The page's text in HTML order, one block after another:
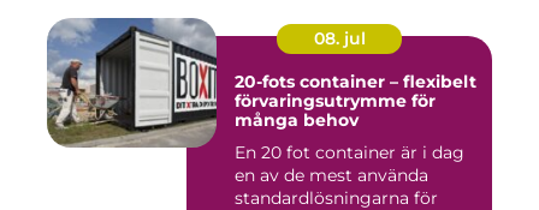
08. jul
20-fots container – flexibelt
förvaringsutrymme för
många behov
En 20 fot container är i dag
en av de mest använda
standardlösningarna för